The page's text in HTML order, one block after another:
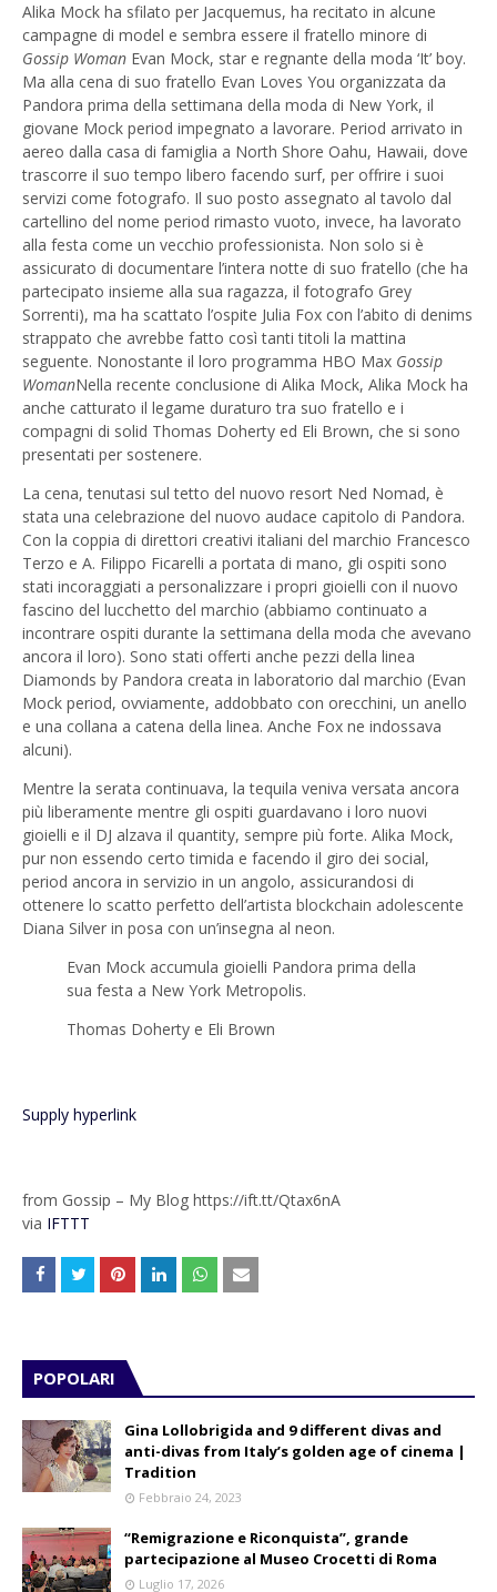
Alika Mock ha sfilato per Jacquemus, ha recitato in alcune
campagne di model e sembra essere il fratello minore di
Gossip Woman Evan Mock, star e regnante della moda ‘It’ boy.
Ma alla cena di suo fratello Evan Loves You organizzata da
Pandora prima della settimana della moda di New York, il
giovane Mock period impegnato a lavorare. Period arrivato in
aereo dalla casa di famiglia a North Shore Oahu, Hawaii, dove
trascorre il suo tempo libero facendo surf, per offrire i suoi
servizi come fotografo. Il suo posto assegnato al tavolo dal
cartellino del nome period rimasto vuoto, invece, ha lavorato
alla festa come un vecchio professionista. Non solo si è
assicurato di documentare l’intera notte di suo fratello (che ha
partecipato insieme alla sua ragazza, il fotografo Grey
Sorrenti), ma ha scattato l’ospite Julia Fox con l’abito di denims
strappato che avrebbe fatto così tanti titoli la mattina
seguente. Nonostante il loro programma HBO Max Gossip
WomanNella recente conclusione di Alika Mock, Alika Mock ha
anche catturato il legame duraturo tra suo fratello e i
compagni di solid Thomas Doherty ed Eli Brown, che si sono
presentati per sostenere.
La cena, tenutasi sul tetto del nuovo resort Ned Nomad, è
stata una celebrazione del nuovo audace capitolo di Pandora.
Con la coppia di direttori creativi italiani del marchio Francesco
Terzo e A. Filippo Ficarelli a portata di mano, gli ospiti sono
stati incoraggiati a personalizzare i propri gioielli con il nuovo
fascino del lucchetto del marchio (abbiamo continuato a
incontrare ospiti durante la settimana della moda che avevano
ancora il loro). Sono stati offerti anche pezzi della linea
Diamonds by Pandora creata in laboratorio dal marchio (Evan
Mock period, ovviamente, addobbato con orecchini, un anello
e una collana a catena della linea. Anche Fox ne indossava
alcuni).
Mentre la serata continuava, la tequila veniva versata ancora
più liberamente mentre gli ospiti guardavano i loro nuovi
gioielli e il DJ alzava il quantity, sempre più forte. Alika Mock,
pur non essendo certo timida e facendo il giro dei social,
period ancora in servizio in un angolo, assicurandosi di
ottenere lo scatto perfetto dell’artista blockchain adolescente
Diana Silver in posa con un’insegna al neon.
Evan Mock accumula gioielli Pandora prima della
sua festa a New York Metropolis.
Thomas Doherty e Eli Brown
Supply hyperlink
from Gossip – My Blog https://ift.tt/Qtax6nA
via IFTTT
POPOLARI
Gina Lollobrigida and 9 different divas and
anti-divas from Italy’s golden age of cinema |
Tradition
Febbraio 24, 2023
“Remigrazione e Riconquista”, grande
partecipazione al Museo Crocetti di Roma
Luglio 17, 2026